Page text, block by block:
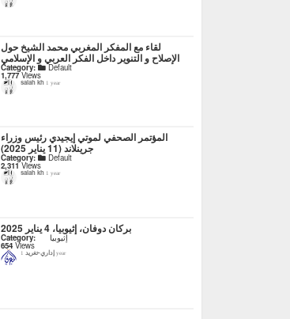
لقاء مع المفكر المغربي محمد الشيخ حول
الإصلاح و التنوير داخل الفكر العربي و الإسلامي
Category: Default
1,777Views
salah kh 1 year
المؤتمر الصحفي لموتي إيجيدي رئيس وزراء
جرينلاند (11 يناير 2025)
Category: Default
2,311Views
salah kh 1 year
بركان دوفان، إثيوبيا، 4 يناير 2025
Category: إثيوبيا
654 Views
إداري-تغريد 1 year